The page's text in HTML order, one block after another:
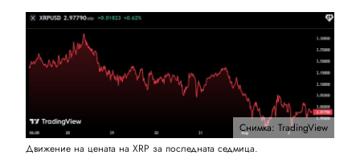
Снимка: TradingView
Движение на цената на XRP за последната седмица.